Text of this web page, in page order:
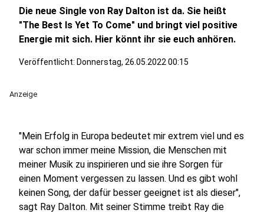
Die neue Single von Ray Dalton ist da. Sie heißt
"The Best Is Yet To Come" und bringt viel positive
Energie mit sich. Hier könnt ihr sie euch anhören.
Veröffentlicht: Donnerstag, 26.05.2022 00:15
Anzeige
"Mein Erfolg in Europa bedeutet mir extrem viel und es
war schon immer meine Mission, die Menschen mit
meiner Musik zu inspirieren und sie ihre Sorgen für
einen Moment vergessen zu lassen. Und es gibt wohl
keinen Song, der dafür besser geeignet ist als dieser",
sagt Ray Dalton. Mit seiner Stimme treibt Ray die